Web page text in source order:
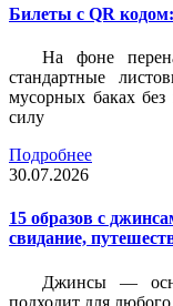
Билеты c QR
На фоне
стандартные
мусорных баках без
силу
Подробнее
30.07.2026
15 образов с
свидание,
Джинсы —
подходит для